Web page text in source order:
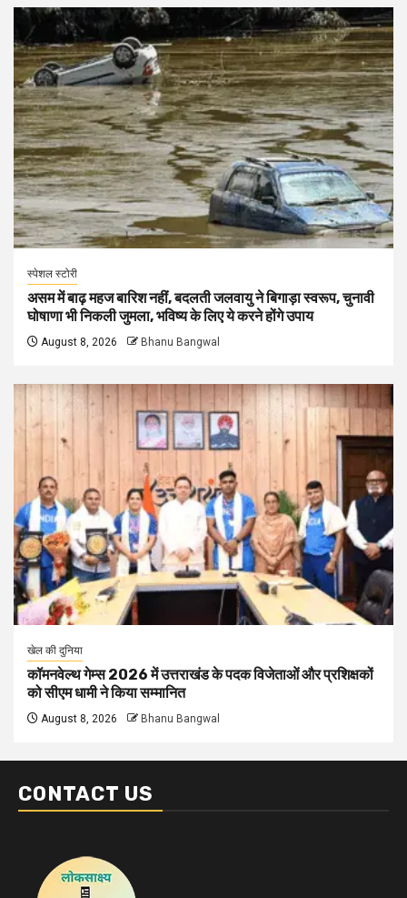
स्पेशल स्टोरी
असम में बाढ़ महज बारिश नहीं, बदलती जलवायु ने बिगाड़ा स्वरूप, चुनावी
घोषाणा भी निकली जुमला, भविष्य के लिए ये करने होंगे उपाय
August 8, 2026 Bhanu Bangwal
खेल की दुनिया
कॉमनवेल्थ गेम्स 2026 में उत्तराखंड के पदक विजेताओं और प्रशिक्षकों
को सीएम धामी ने किया सम्मानित
August 8, 2026 Bhanu Bangwal
CONTACT US